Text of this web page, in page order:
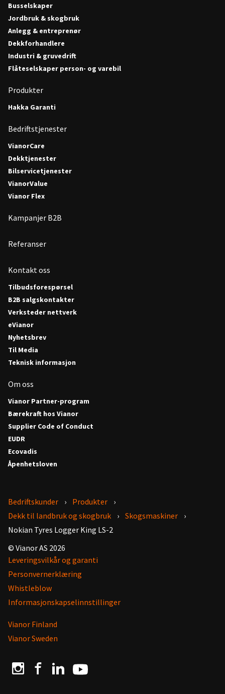
Busselskaper
Jordbruk & skogbruk
Anlegg & entreprenør
Dekkforhandlere
Industri & gruvedrift
Flåteselskaper person- og varebil
Produkter
Hakka Garanti
Bedriftstjenester
VianorCare
Dekktjenester
Bilservicetjenester
VianorValue
Vianor Flex
Kampanjer B2B
Referanser
Kontakt oss
Tilbudsforespørsel
B2B salgskontakter
Verksteder nettverk
eVianor
Nyhetsbrev
Til Media
Teknisk informasjon
Om oss
Vianor Partner-program
Bærekraft hos Vianor
Supplier Code of Conduct
EUDR
Ecovadis
Åpenhetsloven
Bedriftskunder
Produkter
Dekk til landbruk og skogbruk
Skogsmaskiner
Nokian Tyres Logger King LS-2
© Vianor AS 2026
Leveringsvilkår og garanti
Personvernerklæring
Whistleblow
Informasjonskapselinnstillinger
Vianor Finland
Vianor Sweden